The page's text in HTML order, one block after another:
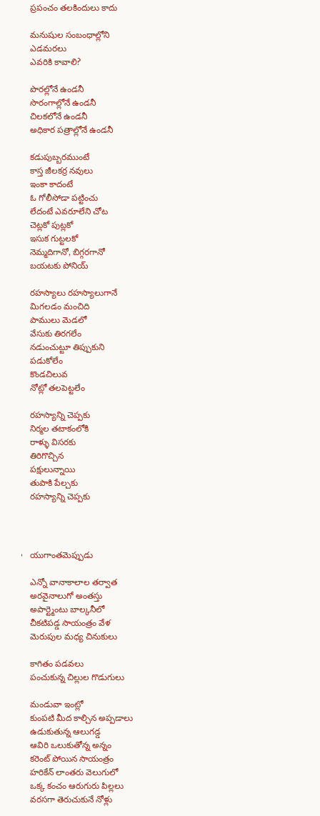
ప్రపంచం తలకిందులు కాదు
మనుషుల సంబంధాల్లోని
ఎడమరలు
ఎవరికి కావాలి?
పొరల్లోనే ఉండనీ
సొరంగాల్లోనే ఉండనీ
చిలకలోనే ఉండనీ
అధికార పత్రాల్లోనే ఉండనీ
కడుపుబ్బరముంటే
కాస్త జీలకర్ర నవులు
ఇంకా కాదంటే
ఓ గోలీసోడా పట్టించు
లేదంటే ఎవరూలేని చోట
చెట్లకో పుట్లకో
ఇసుక గుట్టలకో
నెమ్మదిగానో, బిగ్గరగానో
బయటకు పోనియ్
రహస్యాలు రహస్యాలుగానే
మిగలడం మంచిది
పాములు మెడలో
వేసుకు తిరగలేం
నడుంచుట్టూ తిప్పుకుని
పడుకోలేం
కొండచిలువ
నోట్లో తలపెట్టలేం
రహస్యాన్ని చెప్పకు
నిర్మల తటాకంలోకి
రాళ్ళు విసరకు
తిరిగొచ్చిన
పక్షులున్నాయి
తుపాకి పేల్చకు
రహస్యాన్ని చెప్పకు
యుగాంతమెప్పుడు
ఎన్నో వానాకాలాల తర్వాత
అరవైనాలుగో అంతస్తు
అపార్ట్మెంటు బాల్కనీలో
చీకటిపడ్డ సాయంత్రం వేళ
మెరుపుల మధ్య చినుకులు
కాగితం పడవలు
పంచుకున్న చిల్లుల గొడుగులు
మండువా ఇంట్లో
కుంపటి మీద కాల్చిన అప్పడాలు
ఉడుకుతున్న ఆలుగడ్డ
ఆవిరి ఒలుకుతోన్న అన్నం
కరెంట్ పోయిన సాయంత్రం
హరికేన్ లాంతరు వెలుగులో
ఒక్క కంచం ఆరుగురు పిల్లలు
వరసగా తెరుచుకునే నోళ్లు